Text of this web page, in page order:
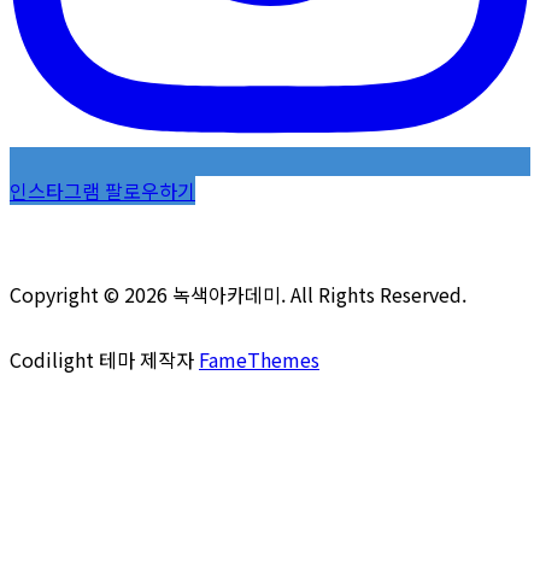
인스타그램 팔로우하기
Copyright © 2026 녹색아카데미. All Rights Reserved.
Codilight 테마 제작자 FameThemes